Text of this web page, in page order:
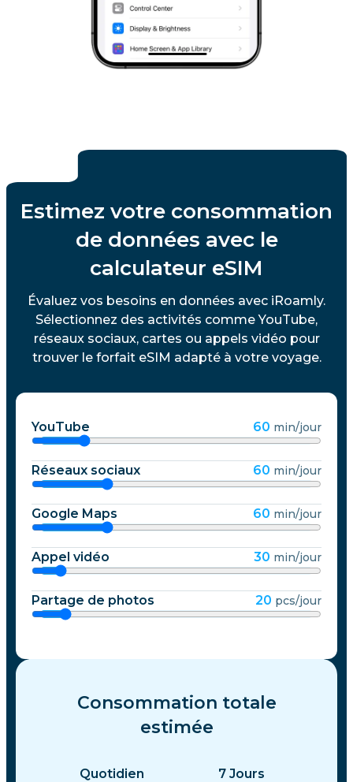
Estimez votre consommation
de données avec le
calculateur eSIM
Évaluez vos besoins en données avec iRoamly.
Sélectionnez des activités comme YouTube,
réseaux sociaux, cartes ou appels vidéo pour
trouver le forfait eSIM adapté à votre voyage.
YouTube 60 min/jour
Réseaux sociaux 60 min/jour
Google Maps 60 min/jour
Appel vidéo 30 min/jour
Partage de photos 20 pcs/jour
Consommation totale
estimée
Quotidien 7 Jours